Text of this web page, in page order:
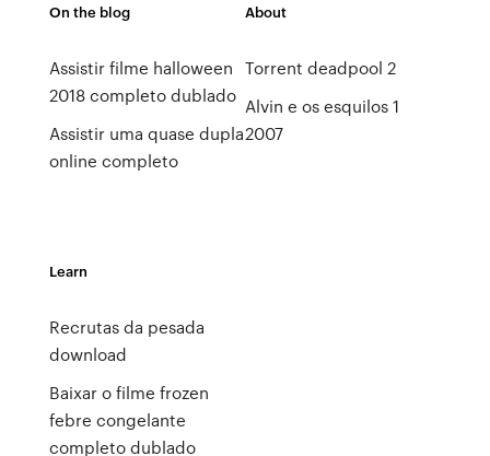
On the blog
Assistir filme halloween
2018 completo dublado
Assistir uma quase dupla
online completo
About
Torrent deadpool 2
Alvin e os esquilos 1
2007
Learn
Recrutas da pesada
download
Baixar o filme frozen
febre congelante
completo dublado